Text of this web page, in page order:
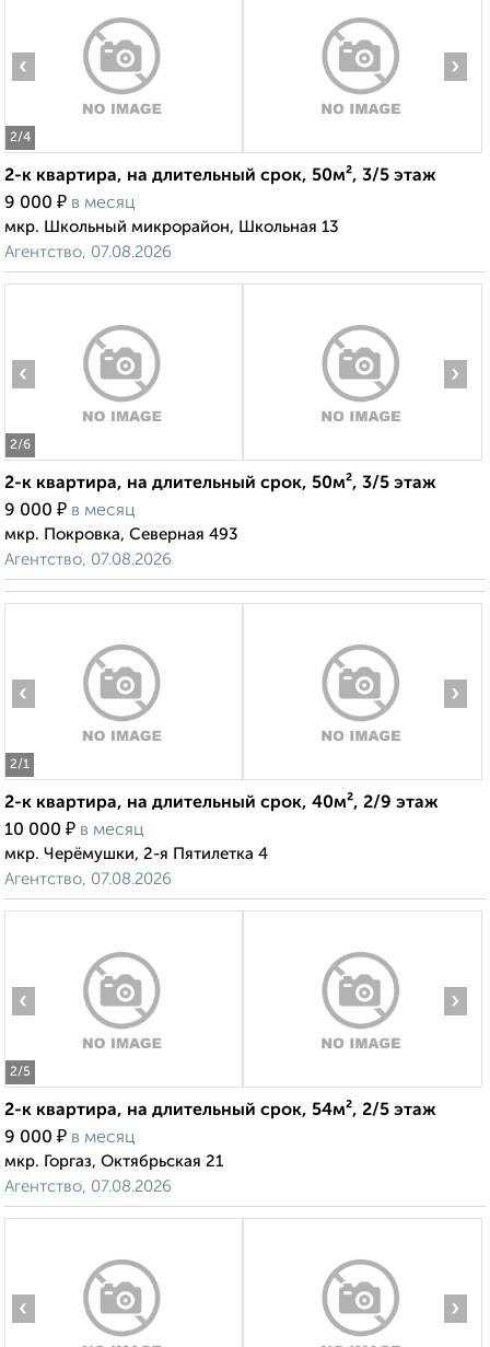
2/4
‹ ›
2-к квартира, на длительный срок, 50м², 3/5 этаж
9 000 ₽ в месяц
мкр. Школьный микрорайон, Школьная 13
Агентство, 07.08.2026
2/6
‹ ›
2-к квартира, на длительный срок, 50м², 3/5 этаж
9 000 ₽ в месяц
мкр. Покровка, Северная 493
Агентство, 07.08.2026
2/1
‹ ›
2-к квартира, на длительный срок, 40м², 2/9 этаж
10 000 ₽ в месяц
мкр. Черёмушки, 2-я Пятилетка 4
Агентство, 07.08.2026
2/5
‹ ›
2-к квартира, на длительный срок, 54м², 2/5 этаж
9 000 ₽ в месяц
мкр. Горгаз, Октябрьская 21
Агентство, 07.08.2026
‹ ›